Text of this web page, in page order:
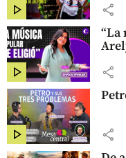
share
“La
share
share